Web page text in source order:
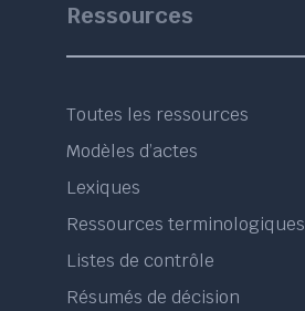
Ressources
Toutes les ressources
Modèles d’actes
Lexiques
Ressources terminologiques
Listes de contrôle
Résumés de décision